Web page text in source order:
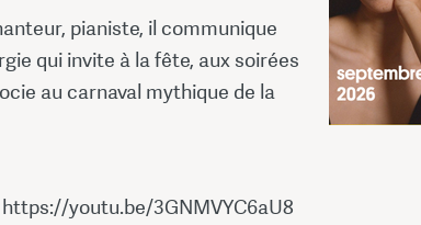
pianiste, il communique
qui invite à la fête, aux soirées
au carnaval mythique de la
https://youtu.be/3GNMVYC6aU8